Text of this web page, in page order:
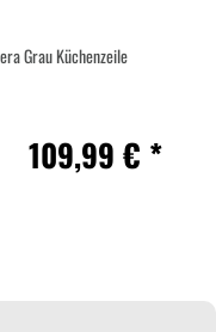
Grau Küchenzeile
109,99 € *